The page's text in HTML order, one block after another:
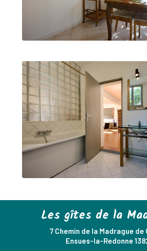
Les gîtes de la
7 Chemin de la Madrague de
Ensues-la-Redonne